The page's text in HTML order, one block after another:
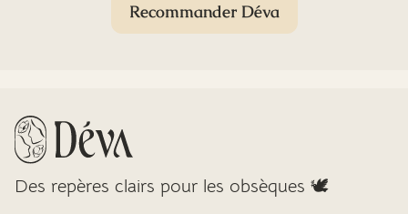
Recommander Déva
Des repères clairs pour les obsèques 🕊️